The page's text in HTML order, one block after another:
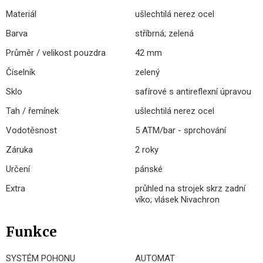
Materiál
ušlechtilá nerez ocel
Barva
stříbrná; zelená
Průměr / velikost pouzdra
42 mm
Číselník
zelený
Sklo
safírové s antireflexní úpravou
Tah / řemínek
ušlechtilá nerez ocel
Vodotěsnost
5 ATM/bar - sprchování
Záruka
2 roky
Určení
pánské
Extra
průhled na strojek skrz zadní
víko; vlásek Nivachron
Funkce
SYSTÉM POHONU AUTOMAT